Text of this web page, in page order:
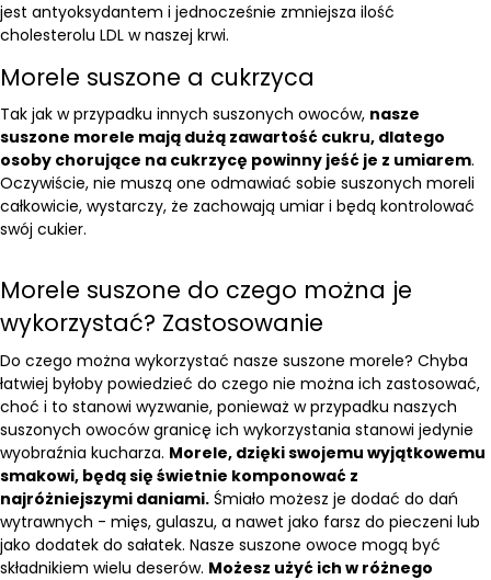
jest antyoksydantem i jednocześnie zmniejsza ilość
cholesterolu LDL w naszej krwi.
Morele suszone a cukrzyca
Tak jak w przypadku innych suszonych owoców, nasze
suszone morele mają dużą zawartość cukru, dlatego
osoby chorujące na cukrzycę powinny jeść je z umiarem.
Oczywiście, nie muszą one odmawiać sobie suszonych moreli
całkowicie, wystarczy, że zachowają umiar i będą kontrolować
swój cukier.
Morele suszone do czego można je
wykorzystać? Zastosowanie
Do czego można wykorzystać nasze suszone morele? Chyba
łatwiej byłoby powiedzieć do czego nie można ich zastosować,
choć i to stanowi wyzwanie, ponieważ w przypadku naszych
suszonych owoców granicę ich wykorzystania stanowi jedynie
wyobraźnia kucharza. Morele, dzięki swojemu wyjątkowemu
smakowi, będą się świetnie komponować z
najróżniejszymi daniami. Śmiało możesz je dodać do dań
wytrawnych - mięs, gulaszu, a nawet jako farsz do pieczeni lub
jako dodatek do sałatek. Nasze suszone owoce mogą być
składnikiem wielu deserów. Możesz użyć ich w różnego